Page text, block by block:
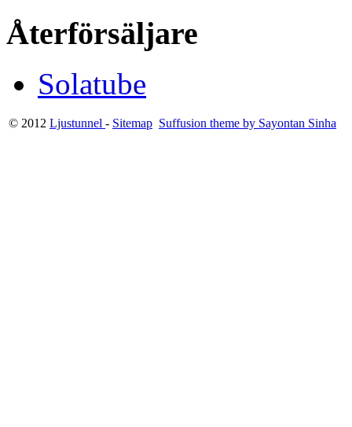
Återförsäljare
Solatube
© 2012 Ljustunnel - Sitemap Suffusion theme by Sayontan Sinha